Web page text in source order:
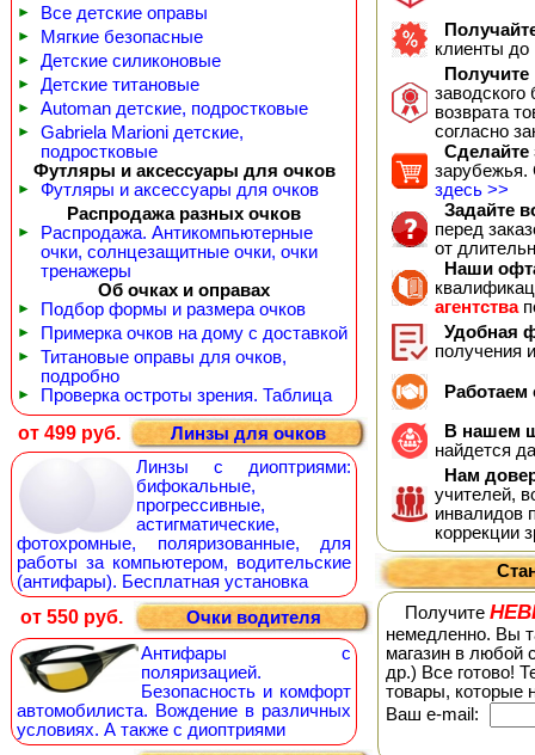
► Все детские оправы
► Мягкие безопасные
► Детские силиконовые
► Детские титановые
► Automan детские, подростковые
►
Gabriela Marioni детские,
подростковые
Футляры и аксессуары для очков
►
Футляры и аксессуары для очков
Распродажа разных очков
►
Распродажа. Антикомпьютерные
очки, солнцезащитные очки, очки
тренажеры
Об очках и оправах
► Подбор формы и размера очков
► Примерка очков на дому с доставкой
►
Титановые оправы для очков,
подробно
► Проверка остроты зрения. Таблица
от 499 руб.
Линзы для очков
Линзы с диоптриями:
бифокальные,
прогрессивные,
астигматические,
фотохромные, поляризованные, для
работы за компьютером, водительские
(антифары). Бесплатная установка
от 550 руб.
Очки водителя
Антифары с
поляризацией.
Безопасность и комфорт
автомобилиста. Вождение в различных
условиях. А также с диоптриями
клиенты до
Получите
возврата
согласно
Сделайте
зарубежья.
здесь >>
Задайте
перед
от
Наши
агентства
Удобная
получения
Работаем
В нашем
найдется
Нам
учителей,
инвалидов
коррекции
Получите
немедленно. Вы
магазин в любой
др.) Все готово!
товары, которые
Ваш е-mail: